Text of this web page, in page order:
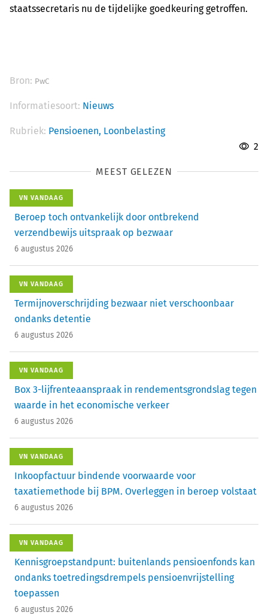
staatssecretaris nu de tijdelijke goedkeuring getroffen.
Bron: PwC
Informatiesoort: Nieuws
Rubriek: Pensioenen, Loonbelasting
2
MEEST GELEZEN
VN VANDAAG
Beroep toch ontvankelijk door ontbrekend
verzendbewijs uitspraak op bezwaar
6 augustus 2026
VN VANDAAG
Termijnoverschrijding bezwaar niet verschoonbaar
ondanks detentie
6 augustus 2026
VN VANDAAG
Box 3-lijfrenteaanspraak in rendementsgrondslag tegen
waarde in het economische verkeer
6 augustus 2026
VN VANDAAG
Inkoopfactuur bindende voorwaarde voor
taxatiemethode bij BPM. Overleggen in beroep volstaat
6 augustus 2026
VN VANDAAG
Kennisgroepstandpunt: buitenlands pensioenfonds kan
ondanks toetredingsdrempels pensioenvrijstelling
toepassen
6 augustus 2026